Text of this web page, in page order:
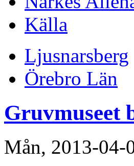
Källa
Ljusnarsberg
Örebro Län
Gruvmuseet
Mån, 2013-04-